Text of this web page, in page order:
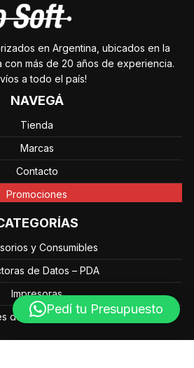
en Argentina, ubicados en la
más de 20 años de experiencia.
a todo el país!
NAVEGÁ
Tienda
Marcas
Contacto
Promociones
y Consumibles
de Datos – PDA
Impresoras
de Códigos de Barra
Pedí tu Presupuesto